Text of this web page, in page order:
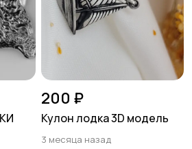
200 ₽
Кулон лодка 3D модель
3 месяца назад